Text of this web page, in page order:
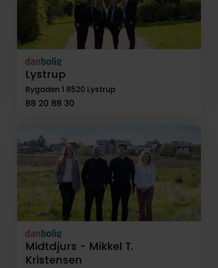
Lystrup
Bygaden 1 8520 Lystrup
88 20 88 30
Midtdjurs - Mikkel T.
Kristensen